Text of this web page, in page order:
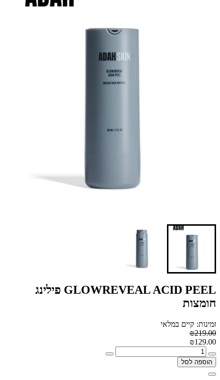
GLOWREVEAL ACID PEEL פילינג
חומצות
זמינות: קיים במלאי
₪219.00
₪129.00
הוספה לסל